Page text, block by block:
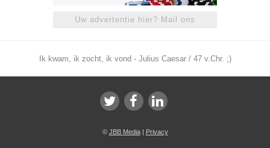
Uw advertentie hier? Mail ons
Ik kwam, ik zocht, ik vond - Julius Caesar / 47 v.Chr. ;)
© JBB Media| Privacy